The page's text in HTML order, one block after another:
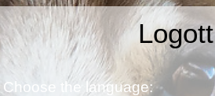
Logott
Choose the language: